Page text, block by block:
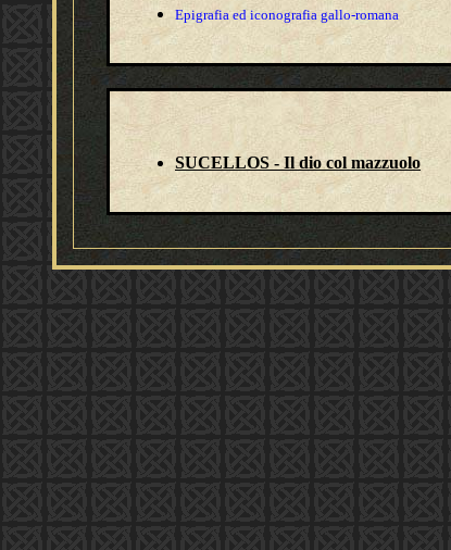
Epigrafia ed iconografia gallo-romana
SUCELLOS - Il dio col mazzuolo